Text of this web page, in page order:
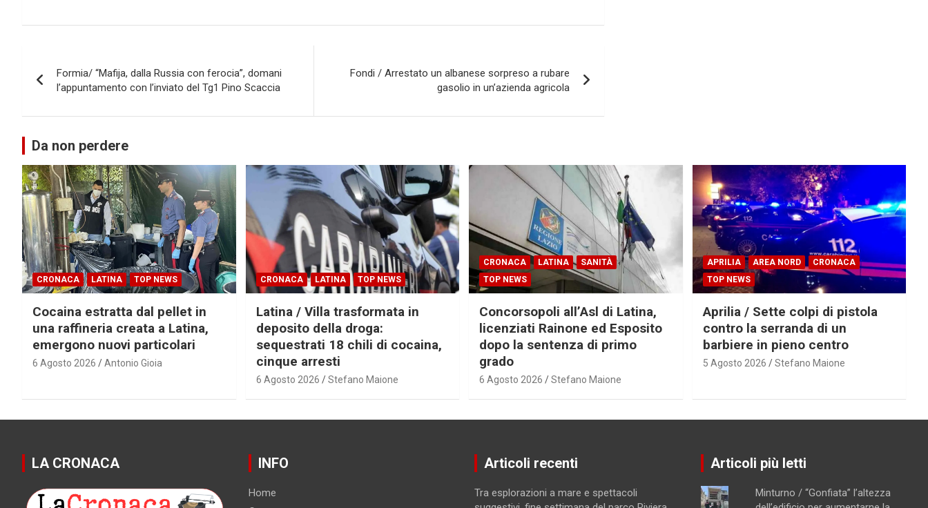
articoli
Formia/ “Mafija, dalla Russia con ferocia”, domani
l’appuntamento con l’inviato del Tg1 Pino Scaccia
Fondi / Arrestato un albanese sorpreso a rubare
gasolio in un’azienda agricola
Da non perdere
CRONACA LATINA TOP NEWS
Cocaina estratta dal pellet in
una raffineria creata a Latina,
emergono nuovi particolari
6 Agosto 2026 Antonio Gioia
CRONACA LATINA TOP NEWS
Latina / Villa trasformata in
deposito della droga:
sequestrati 18 chili di cocaina,
cinque arresti
6 Agosto 2026 Stefano Maione
CRONACA LATINA
SANITÀ
TOP NEWS
Concorsopoli all’Asl di Latina,
licenziati Rainone ed Esposito
dopo la sentenza di primo
grado
6 Agosto 2026 Stefano Maione
APRILIA AREA NORD
CRONACA
TOP NEWS
Aprilia / Sette colpi di pistola
contro la serranda di un
barbiere in pieno centro
5 Agosto 2026 Stefano Maione
LA CRONACA INFO
Home
Articoli recenti
Tra esplorazioni a mare e spettacoli
Articoli più letti
Minturno / “Gonfiata” l’altezza